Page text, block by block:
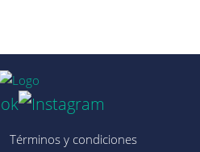
Términos y condiciones